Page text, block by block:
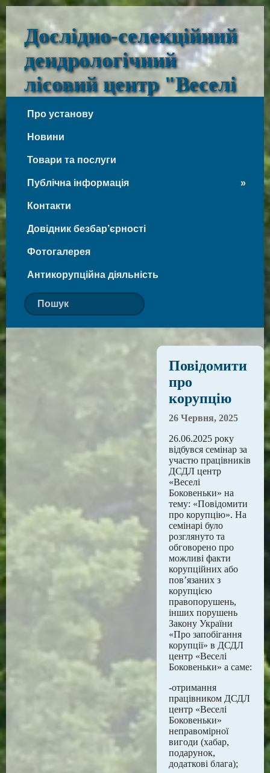
Дослідно-селекційний
дендрологічний
лісовий центр "Веселі
Боковеньки"
Веселі Боковеньки
Про установу
Новини
Товари та послуги
Публічна інформація
Контакти
Довідник безбар’єрності
Фотогалерея
Антикорупційна діяльність
Повідомити
про
корупцію
26 Червня, 2025
26.06.2025 року
відбувся семінар за
участю працівників
ДСДЛ центр
«Веселі
Боковеньки» на
тему: «Повідомити
про корупцію». На
семінарі було
розглянуто та
обговорено про
можливі факти
корупційних або
пов’язаних з
корупцією
правопорушень,
інших порушень
Закону України
«Про запобігання
корупції» в ДСДЛ
центр «Веселі
Боковеньки» а саме:
-отримання
працівником ДСДЛ
центр «Веселі
Боковеньки»
неправомірної
вигоди (хабар,
подарунок,
додаткові блага);